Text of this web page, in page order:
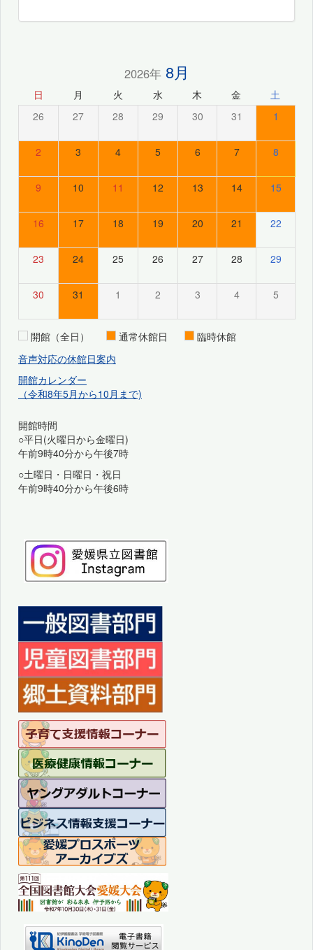
2026年8月
日 月 火 水 木 金 土
26 27 28 29 30 31 1
2 3 4 5 6 7 8
9 10 11 12 13 14 15
16 17 18 19 20 21 22
23 24 25 26 27 28 29
30 31 1 2 3 4 5
開館（全日） 通常休館日
臨時休館
音声対応の休館日案内
開館カレンダー
（令和8年5月から10月まで)
開館時間
○平日(火曜日から金曜日)
午前9時40分から午後7時
○土曜日・日曜日・祝日
午前9時40分から午後6時